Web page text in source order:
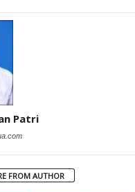
Patri
FROM AUTHOR